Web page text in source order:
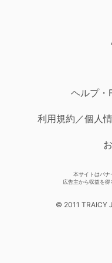
ヘルプ・
利用規約／個人
本サイトはバナ
広告主から収益を得
© 2011 TRAICY